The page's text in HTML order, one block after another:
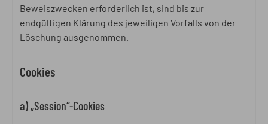
Beweiszwecken erforderlich ist, sind bis zur
endgültigen Klärung des jeweiligen Vorfalls von der
Löschung ausgenommen.
Cookies
a) „Session“-Cookies